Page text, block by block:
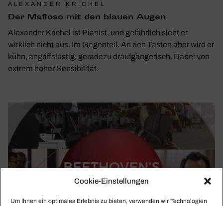
Cookie-Einstellungen
Um Ihnen ein optimales Erlebnis zu bieten, verwenden wir Technologien
ALEXANDER KRICHEL
Der Mafioso mit den blauen Augen
Alexander Krichel ist Pianist, und gefährlich sieht er
wirklich nicht aus. Im Gegenteil. An den Tasten aber wird er
kühn, angriffslustig, geradezu draufgängerisch. Dabei von
extrem hoher Sensibilität.